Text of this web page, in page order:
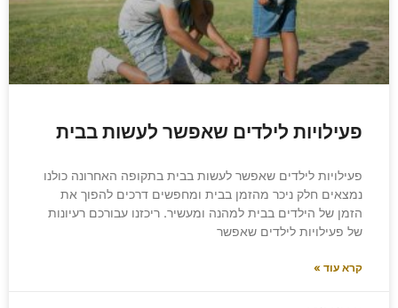
פעילויות לילדים שאפשר לעשות בבית
פעילויות לילדים שאפשר לעשות בבית בתקופה האחרונה כולנו
נמצאים חלק ניכר מהזמן בבית ומחפשים דרכים להפוך את
הזמן של הילדים בבית למהנה ומעשיר. ריכזנו עבורכם רעיונות
של פעילויות לילדים שאפשר
קרא עוד »